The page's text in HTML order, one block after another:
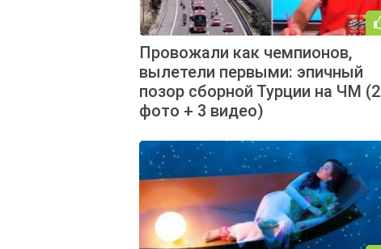
Провожали как чемпионов,
вылетели первыми: эпичный
позор сборной Турции на ЧМ (2
фото + 3 видео)